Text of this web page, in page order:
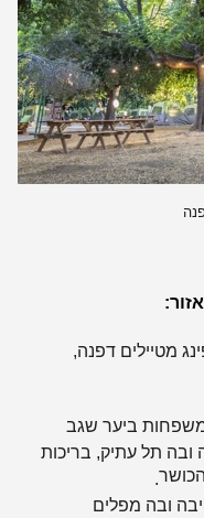
מטיילים דפנה,
משפחות ביער שגב
ובה תל עתיק, בריכות
.
ובה מפלים